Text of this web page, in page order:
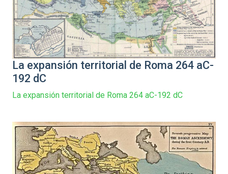
La expansión territorial de Roma 264 aC-
192 dC
La expansión territorial de Roma 264 aC-192 dC